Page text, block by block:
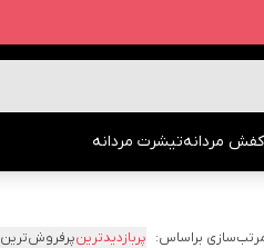
کفش مردانهتیشرت مردانه
براساس: پربازدیدترینپرفروش‌ترین